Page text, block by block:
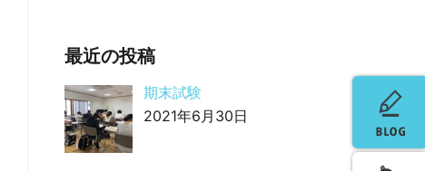
最近の投稿
期末試験
2021年6月30日